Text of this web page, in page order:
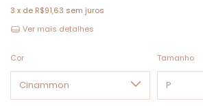
3 x de R$91,63 sem juros
Ver mais detalhes
Cor Tamanho